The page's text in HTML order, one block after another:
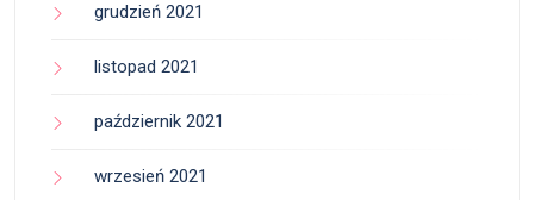
grudzień 2021
listopad 2021
październik 2021
wrzesień 2021